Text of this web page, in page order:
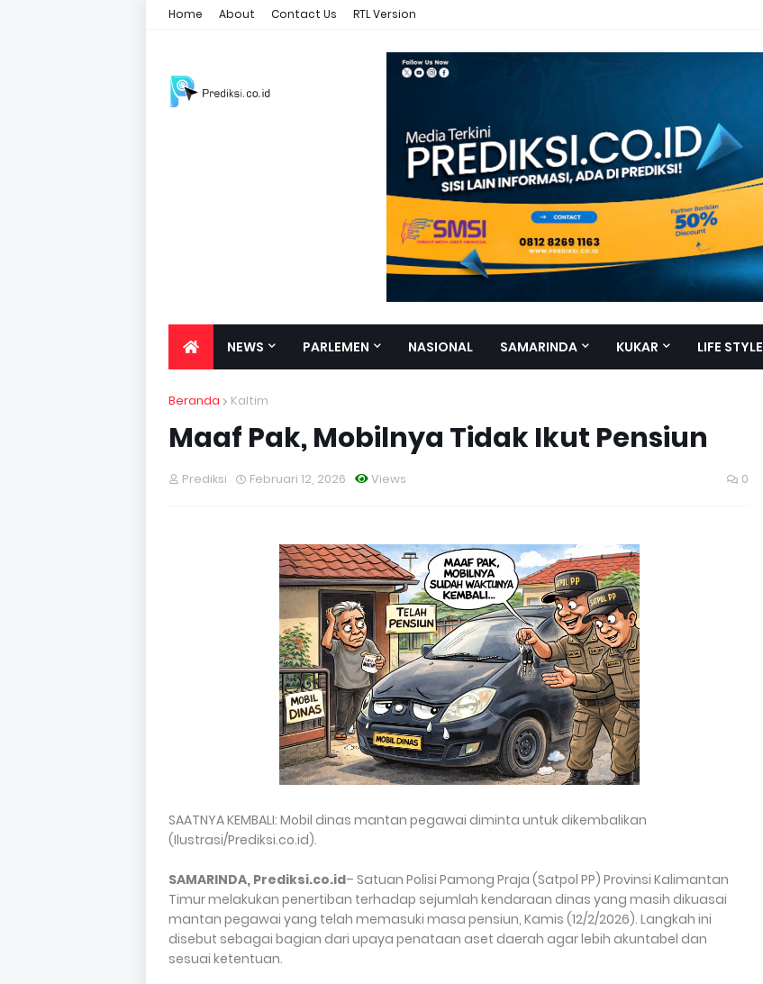
Home About Contact Us RTL Version
NEWS PARLEMEN NASIONAL SAMARINDA KUKAR LIFE STYLE
Beranda Kaltim
Maaf Pak, Mobilnya Tidak Ikut Pensiun
Prediksi Views
Februari 12, 2026 0
SAATNYA KEMBALI: Mobil dinas mantan pegawai diminta untuk dikembalikan
(Ilustrasi/Prediksi.co.id).
SAMARINDA, Prediksi.co.id– Satuan Polisi Pamong Praja (Satpol PP) Provinsi Kalimantan
Timur melakukan penertiban terhadap sejumlah kendaraan dinas yang masih dikuasai
mantan pegawai yang telah memasuki masa pensiun, Kamis (12/2/2026). Langkah ini
disebut sebagai bagian dari upaya penataan aset daerah agar lebih akuntabel dan
sesuai ketentuan.